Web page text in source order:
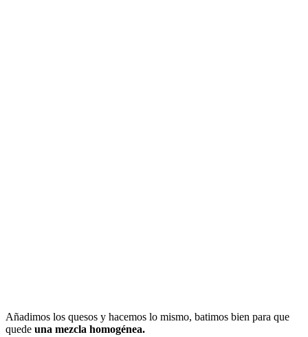
Añadimos los quesos y hacemos lo mismo, batimos bien para que
quede una mezcla homogénea.